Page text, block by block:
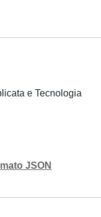
e Tecnologia
JSON